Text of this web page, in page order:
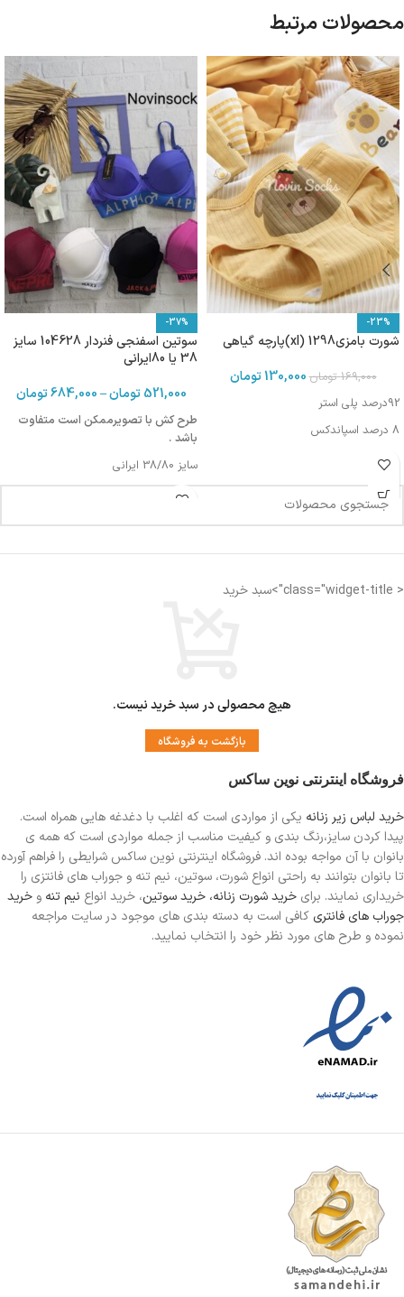
محصولات مرتبط
-23%
شورت بامزی1298 (xl)پارچه گیاهی
169,000 تومان130,000تومان
92درصد پلی استر
8 درصد اسپاندکس
-37%
سوتین اسفنجی فنردار 104628 سایز
38 یا 80ایرانی
521,000 تومان–
684,000تومان
طرح کش با تصویرممکن است متفاوت
باشد .
سایز 38/80 ایرانی
طول سوتین :72 سانت
< class="widget-title">سبد خرید
هیچ محصولی در سبد خرید نیست.
بازگشت به فروشگاه
فروشگاه اینترنتی نوین ساکس
خرید لباس زیر زنانه یکی از مواردی است که اغلب با دغدغه هایی همراه است.
پیدا کردن سایز،رنگ بندی و کیفیت مناسب از جمله مواردی است که همه ی
بانوان با آن مواجه بوده اند. فروشگاه اینترنتی نوین ساکس شرایطی را فراهم آورده
تا بانوان بتوانند به راحتی انواع شورت، سوتین، نیم تنه و جوراب های فانتزی را
خریداری نمایند. برای خرید شورت زنانه، خرید سوتین، خرید انواع نیم تنه و خرید
جوراب های فانتری کافی است به دسته بندی های موجود در سایت مراجعه
نموده و طرح های مورد نظر خود را انتخاب نمایید.